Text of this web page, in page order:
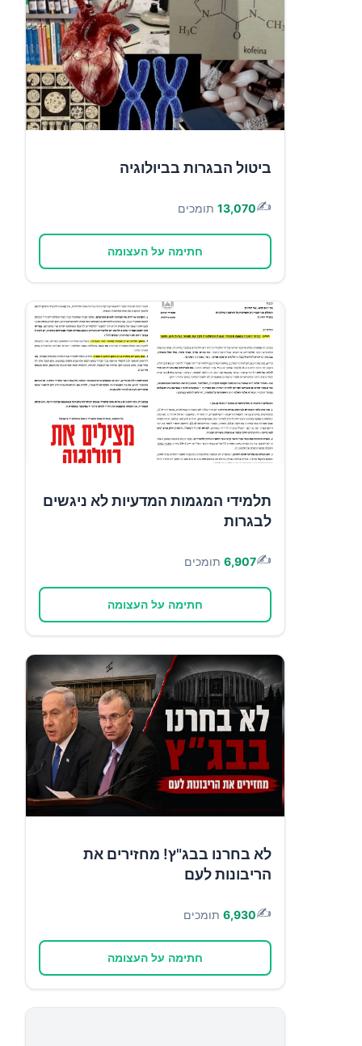
ביטול הבגרות בביולוגיה
✍️
13,070 תומכים
חתימה על העצומה
תלמידי המגמות המדעיות לא ניגשים
לבגרות
✍️
6,907 תומכים
חתימה על העצומה
לא בחרנו בבג"ץ! מחזירים את
הריבונות לעם
✍️
6,930 תומכים
חתימה על העצומה